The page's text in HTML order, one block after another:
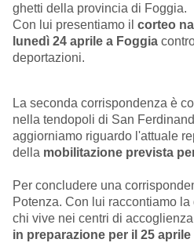
ghetti della provincia di Foggia.
Con lui presentiamo il corteo
lunedì 24 aprile a Foggia
deportazioni.
La seconda corrispondenza è
nella tendopoli di San
aggiorniamo riguardo l'attuale
della mobilitazione prevista
Per concludere una
Potenza. Con lui raccontiamo
chi vive nei centri di
in preparazione per il 25 aprile